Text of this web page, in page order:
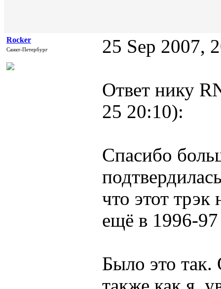
Rocker
Санкт-Петербург 25 Sep 2007,
Ответ нику
25 20:10):
Спасибо
что этот
ещё в 1996-97
Было это